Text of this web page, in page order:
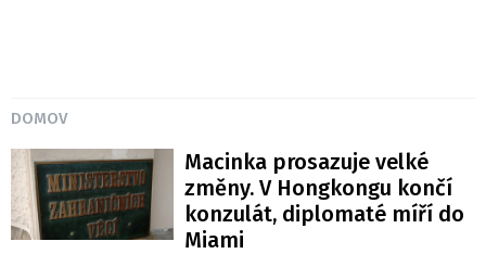
DOMOV
Macinka prosazuje velké
změny. V Hongkongu končí
konzulát, diplomaté míří do
Miami